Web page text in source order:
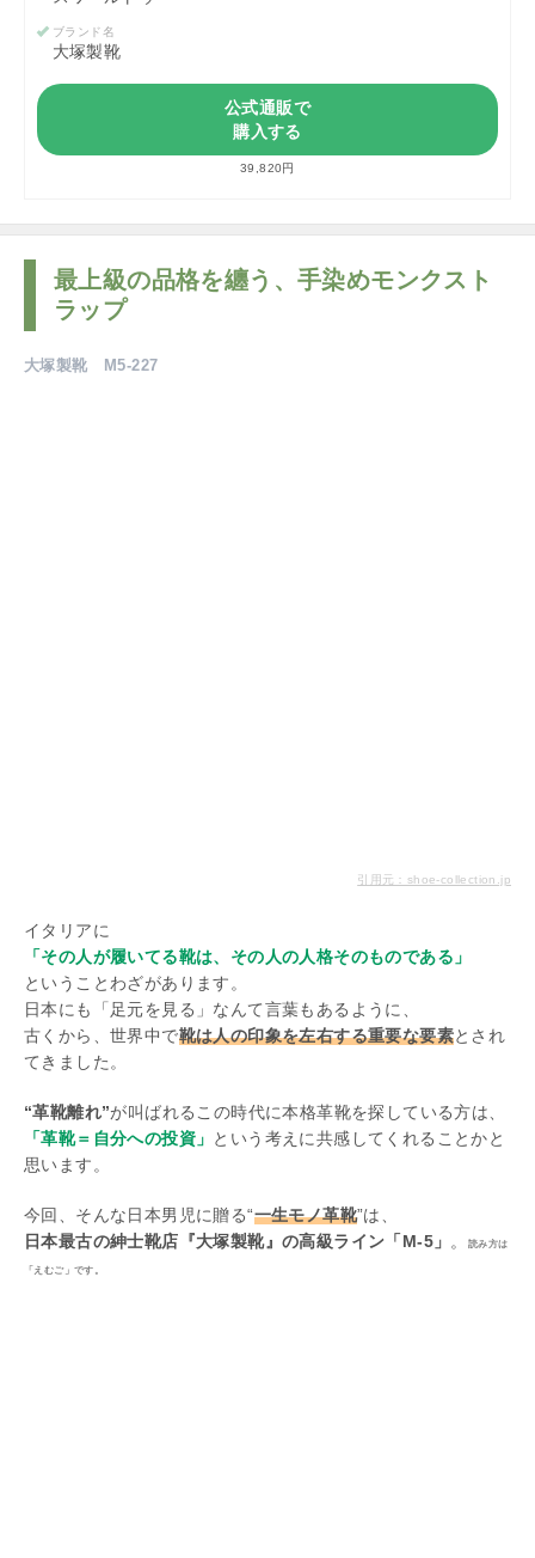
ブランド名
大塚製靴
公式通販で
購入する
39,820円
最上級の品格を纏う、手染めモンクスト
ラップ
大塚製靴 M5-227
引用元：shoe-collection.jp
イタリアに
「その人が履いてる靴は、その人の人格そのものである」
ということわざがあります。
日本にも「足元を見る」なんて言葉もあるように、
古くから、世界中で靴は人の印象を左右する重要な要素とされ
てきました。
“革靴離れ”が叫ばれるこの時代に本格革靴を探している方は、
「革靴＝自分への投資」 という考えに共感してくれることかと
思います。
今回、そんな日本男児に贈る“一生モノ革靴”は、
日本最古の紳士靴店『大塚製靴』の高級ライン「M-5」 。 読み方は
「えむご」です。